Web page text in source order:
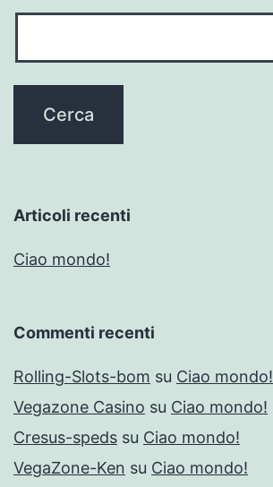
Articoli recenti
Ciao mondo!
Commenti recenti
Rolling-Slots-bom su Ciao mondo!
Vegazone Casino su Ciao mondo!
Cresus-speds su Ciao mondo!
VegaZone-Ken su Ciao mondo!